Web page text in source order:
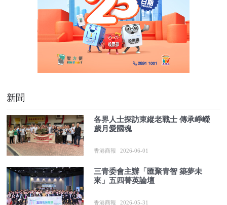
新聞
各界人士探訪東縱老戰士 傳承崢嶸
歲月愛國魂
香港商報 2026-06-01
三青委會主辦「匯聚青智 築夢未
來」五四菁英論壇
香港商報 2026-05-31